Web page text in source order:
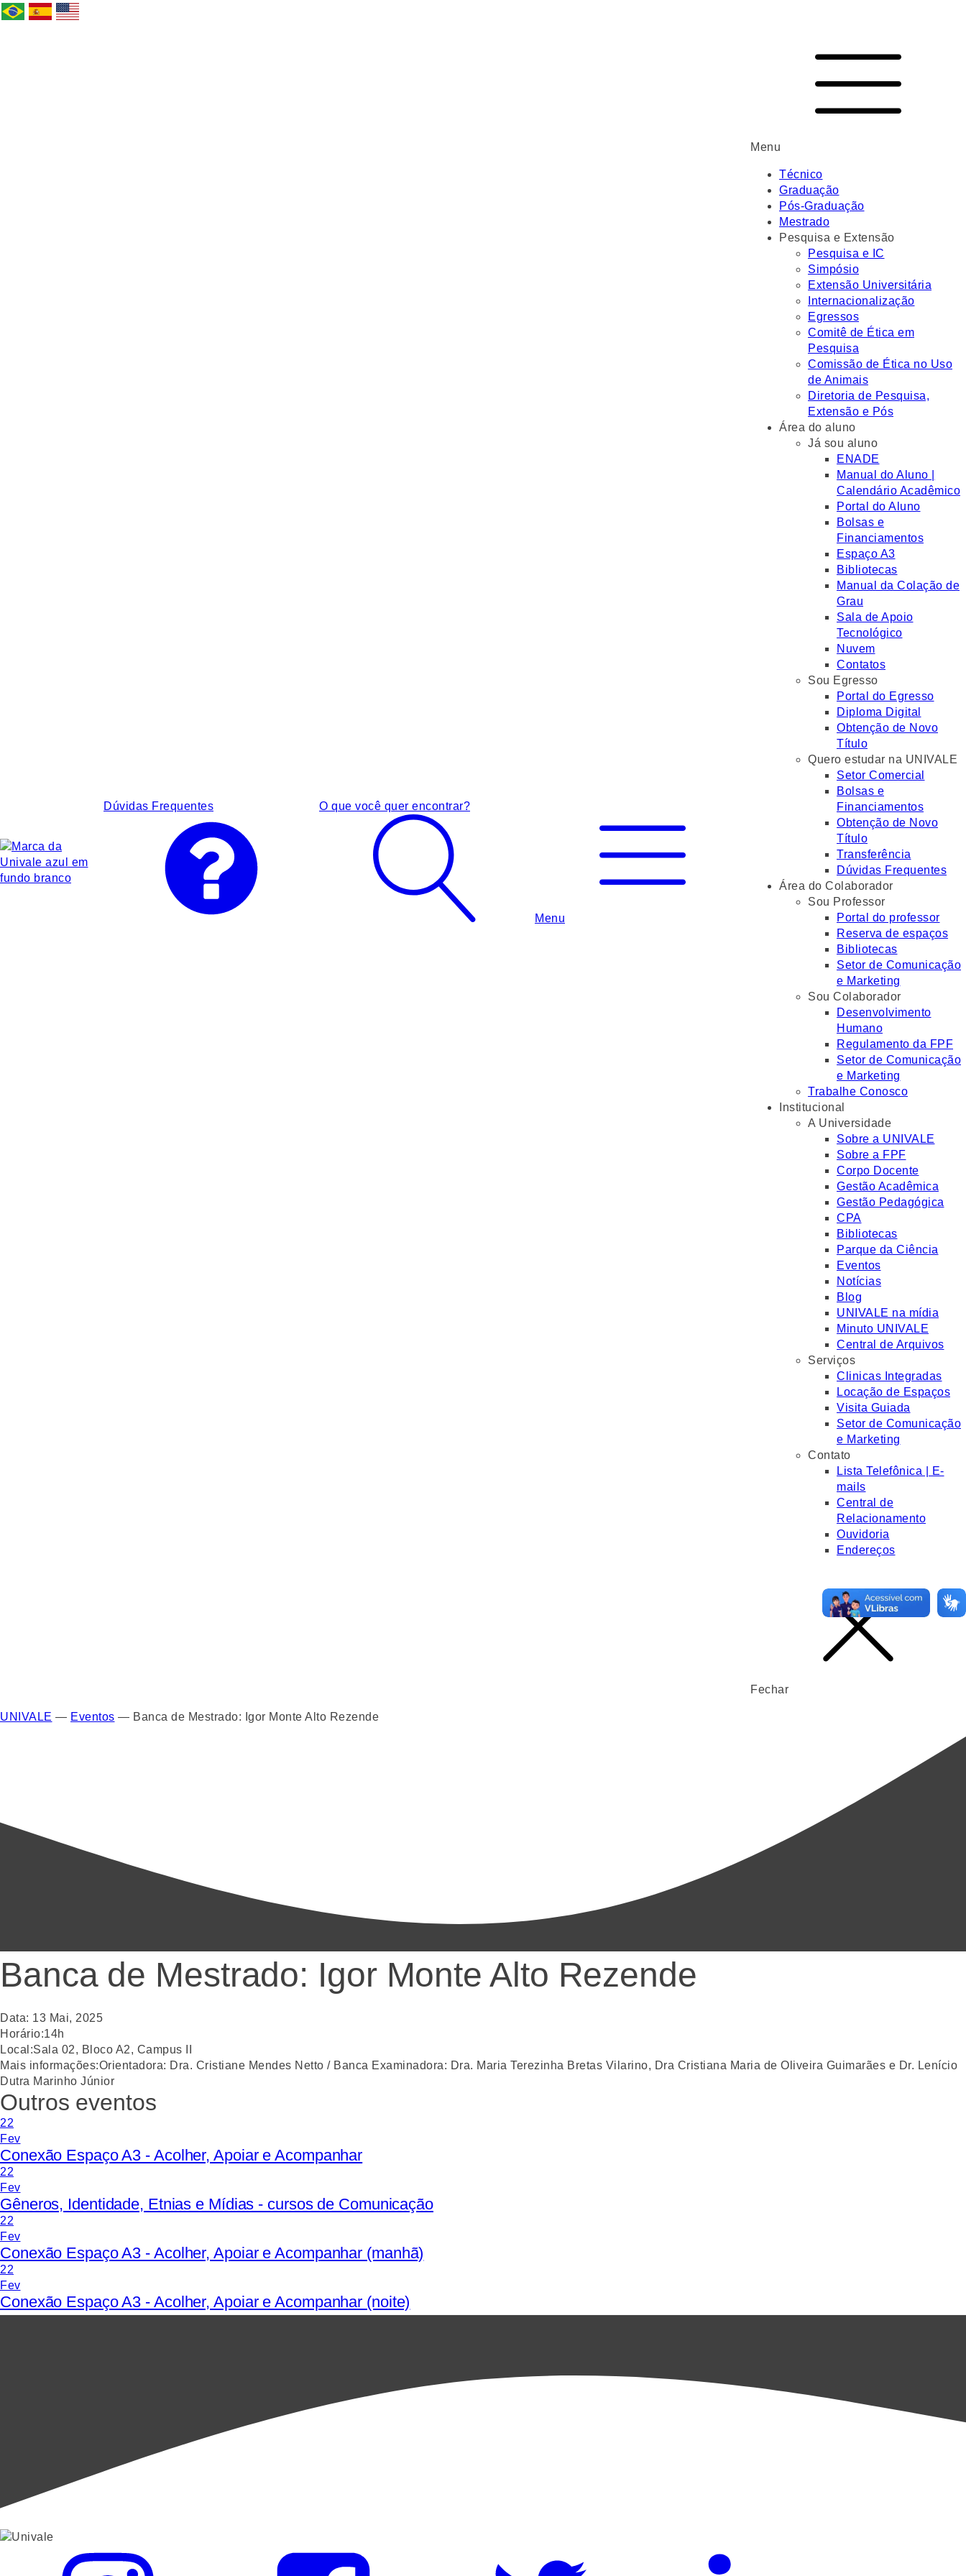
Dúvidas Frequentes O que você quer encontrar?
Menu
Menu
Técnico
Graduação
Pós-Graduação
Mestrado
Pesquisa e Extensão
Pesquisa e IC
Simpósio
Extensão Universitária
Internacionalização
Egressos
Comitê de Ética em
Pesquisa
Comissão de Ética no Uso
de Animais
Diretoria de Pesquisa,
Extensão e Pós
Área do aluno
Já sou aluno
ENADE
Manual do Aluno |
Calendário Acadêmico
Portal do Aluno
Bolsas e
Financiamentos
Espaço A3
Bibliotecas
Manual da Colação de
Grau
Sala de Apoio
Tecnológico
Nuvem
Contatos
Sou Egresso
Portal do Egresso
Diploma Digital
Obtenção de Novo
Título
Quero estudar na UNIVALE
Setor Comercial
Bolsas e
Financiamentos
Obtenção de Novo
Título
Transferência
Dúvidas Frequentes
Área do Colaborador
Sou Professor
Portal do professor
Reserva de espaços
Bibliotecas
Setor de Comunicação
e Marketing
Sou Colaborador
Desenvolvimento
Humano
Regulamento da FPF
Setor de Comunicação
e Marketing
Trabalhe Conosco
Institucional
A Universidade
Sobre a UNIVALE
Sobre a FPF
Corpo Docente
Gestão Acadêmica
Gestão Pedagógica
CPA
Bibliotecas
Parque da Ciência
Eventos
Notícias
Blog
UNIVALE na mídia
Minuto UNIVALE
Central de Arquivos
Serviços
Clinicas Integradas
Locação de Espaços
Visita Guiada
Setor de Comunicação
e Marketing
Contato
Lista Telefônica | E-
mails
Central de
Relacionamento
Ouvidoria
Endereços
Fechar
UNIVALE — Eventos — Banca de Mestrado: Igor Monte Alto Rezende
Banca de Mestrado: Igor Monte Alto Rezende
Data: 13 Mai, 2025
Horário:14h
Local:Sala 02, Bloco A2, Campus II
Mais informações:Orientadora: Dra. Cristiane Mendes Netto / Banca Examinadora: Dra. Maria Terezinha Bretas Vilarino, Dra Cristiana Maria de Oliveira Guimarães e Dr. Lenício
Dutra Marinho Júnior
Outros eventos
22
Fev
Conexão Espaço A3 - Acolher, Apoiar e Acompanhar
22
Fev
Gêneros, Identidade, Etnias e Mídias - cursos de Comunicação
22
Fev
Conexão Espaço A3 - Acolher, Apoiar e Acompanhar (manhã)
22
Fev
Conexão Espaço A3 - Acolher, Apoiar e Acompanhar (noite)